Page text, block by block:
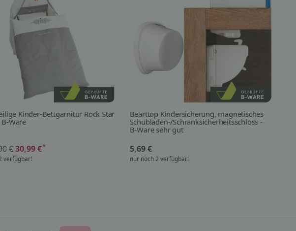
Kinder-Bettgarnitur Rock Star
Ware
€30,99 €*
verfügbar!
Bearttop Kindersicherung, magnetisches
Schubladen-/Schranksicherheitsschloss -
B-Ware sehr gut
5,69 €
nur noch 2 verfügbar!